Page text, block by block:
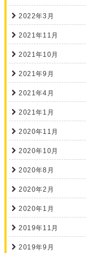
2022年3月
2021年11月
2021年10月
2021年9月
2021年4月
2021年1月
2020年11月
2020年10月
2020年8月
2020年2月
2020年1月
2019年11月
2019年9月